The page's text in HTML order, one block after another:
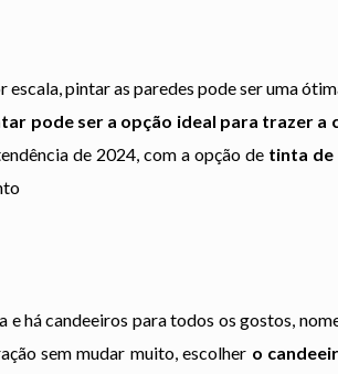
escala, pintar as paredes pode ser uma
pode ser a opção ideal para trazer a
de 2024, com a opção de tinta de
e há candeeiros para todos os gostos,
sem mudar muito, escolher o